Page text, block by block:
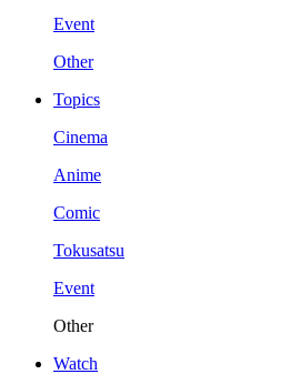
Event
Other
Topics
Cinema
Anime
Comic
Tokusatsu
Event
Other
Watch